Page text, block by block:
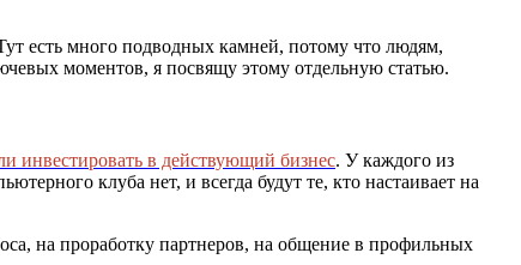
есть много подводных камней, потому что людям,
моментов, я посвящу этому отдельную статью.
инвестировать в действующий бизнес. У каждого из
клуба нет, и всегда будут те, кто настаивает на
на проработку партнеров, на общение в профильных